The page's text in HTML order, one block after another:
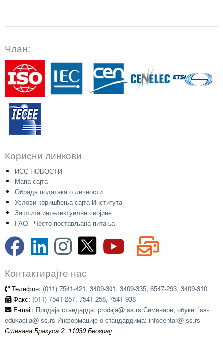
Члан:
Корисни линкови
ИСС НОВОСТИ
Мапа сајта
Обрада података о личности
Услови коришћења сајта Института
Заштита интелектуелне својине
FAQ - Често постављана питања
Контактирајте нас
Телефон: (011) 7541-421, 3409-301, 3409-335, 6547-293, 3409-310
Факс: (011) 7541-257, 7541-258, 7541-938
E-mail: Продаја стандарда: prodaja@iss.rs Семинари, обуке: iss-
edukacija@iss.rs Информације о стандардима: infocentar@iss.rs
Стевана Бракуса 2, 11030 Београд